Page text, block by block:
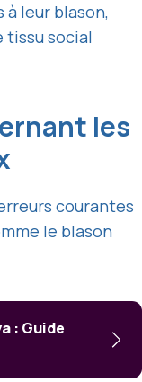
leur blason,
tissu social
les
courantes
le blason
: Guide